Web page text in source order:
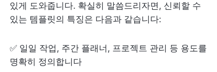
있게 도와줍니다. 확실히 말씀드리자면, 신뢰할 수
있는 템플릿의 특징은 다음과 같습니다:
✅ 일일 작업, 주간 플래너, 프로젝트 관리 등 용도를
명확히 정의합니다